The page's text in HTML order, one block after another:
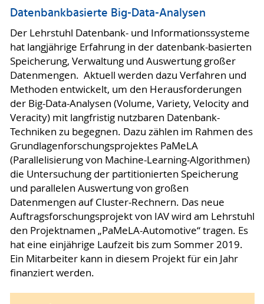
Datenbankbasierte Big-Data-Analysen
Der Lehrstuhl Datenbank- und Informationssysteme
hat langjährige Erfahrung in der datenbank-basierten
Speicherung, Verwaltung und Auswertung großer
Datenmengen. Aktuell werden dazu Verfahren und
Methoden entwickelt, um den Herausforderungen
der Big-Data-Analysen (Volume, Variety, Velocity and
Veracity) mit langfristig nutzbaren Datenbank-
Techniken zu begegnen. Dazu zählen im Rahmen des
Grundlagenforschungsprojektes PaMeLA
(Parallelisierung von Machine-Learning-Algorithmen)
die Untersuchung der partitionierten Speicherung
und parallelen Auswertung von großen
Datenmengen auf Cluster-Rechnern. Das neue
Auftragsforschungsprojekt von IAV wird am Lehrstuhl
den Projektnamen „PaMeLA-Automotive“ tragen. Es
hat eine einjährige Laufzeit bis zum Sommer 2019.
Ein Mitarbeiter kann in diesem Projekt für ein Jahr
finanziert werden.